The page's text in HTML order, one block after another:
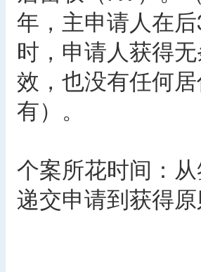
年，主申请人在
时，申请人获得
效，也没有任何
有）。
个案所花时间：
递交申请到获得